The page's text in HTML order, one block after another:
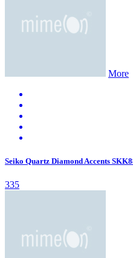
More
Seiko Quartz Diamond Accents
335